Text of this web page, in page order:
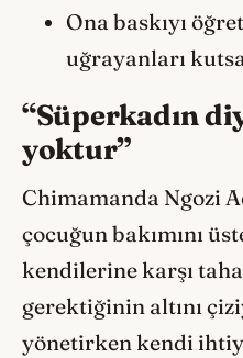
Ona baskıyı
uğrayanları
“Süperkadın
yoktur”
Chimamanda Ngozi
çocuğun bakımını
kendilerine karşı
gerektiğinin altını
yönetirken kendi